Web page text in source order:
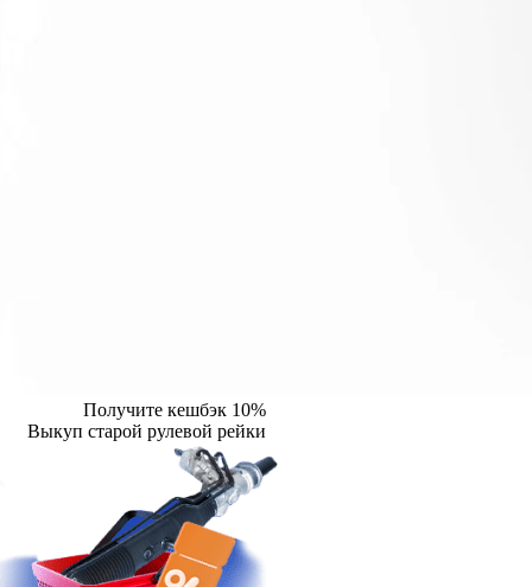
Получите кешбэк 10%
Выкуп старой рулевой рейки